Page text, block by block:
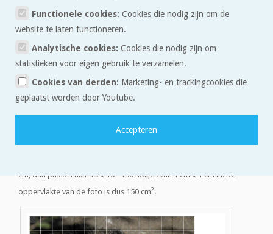
Het berekenen van de oppervlakte van een rechthoek of de
inhoud van een blokje is niet zo moeilijk, maar wat nu als je
de oppervlakte van een cirkel, of de inhoud van een bol,
cilinder of kegel wilt berekenen?
Het berekenen van de oppervlakte is eigenlijk niets anders dan het
cm, dan passen hier 15 x 10 =150 hokjes van 1 cm x 1 cm in. De
oppervlakte van de foto is dus 150 cm2.
Functionele cookies: Cookies die nodig zijn om de
website te laten functioneren.
Analytische cookies: Cookies die nodig zijn om
statistieken voor eigen gebruik te verzamelen.
Cookies van derden: Marketing- en trackingcookies die
geplaatst worden door Youtube.